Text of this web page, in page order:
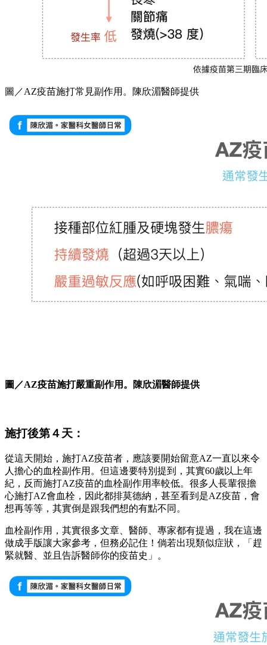
圖／AZ疫苗施打常見副作用。陳欣湄醫師提供
圖／AZ疫苗施打嚴重副作用。陳欣湄醫師提供
施打後第４天：
從這天開始，施打AZ疫苗者，應該要開始留意AZ一直以來令
人擔心的血栓副作用。但這邊要特別提到，其實60歲以上年
紀，反而施打AZ疫苗的血栓副作用率較低。很多人長輩很擔
心施打AZ會血栓，因此都排莫德納，甚至看到是AZ疫苗，會
想再等等，其實倒是跟我們想的有點不同。
血栓副作用，其實很多文章、醫師、專家都有提過，我在這邊
做成手版讓大家參考，但務必記住！倘若出現類似症狀，「趕
緊就醫、並且告訴醫師你的疫苗史」。